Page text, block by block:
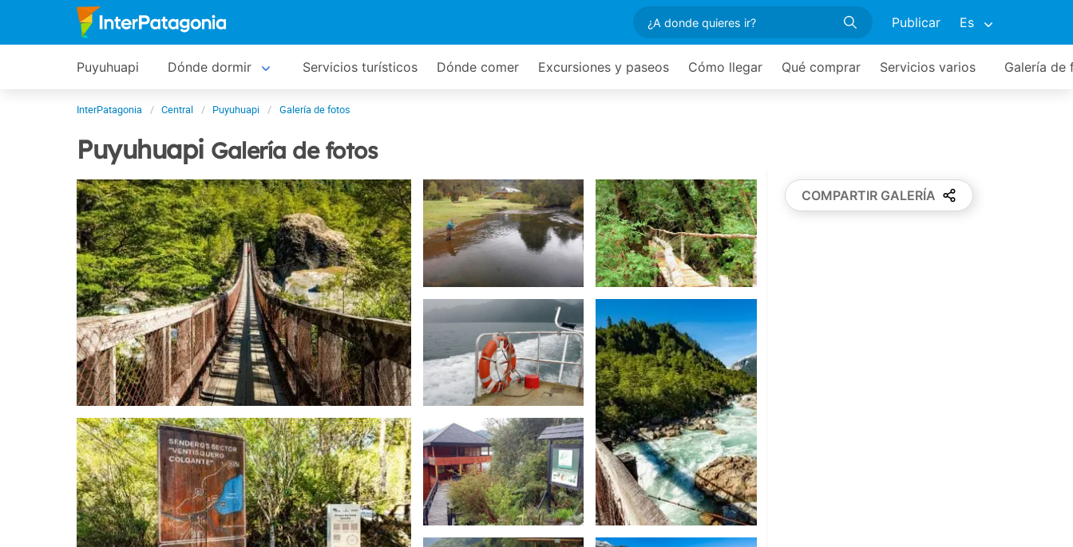
Publicar Es
Puyuhuapi Dónde dormir Servicios turísticos Dónde comer Excursiones y paseos Cómo llegar Qué comprar Servicios varios Galería de
InterPatagonia Central Puyuhuapi Galería de fotos
Puyuhuapi Galería de fotos
COMPARTIR GALERÍA